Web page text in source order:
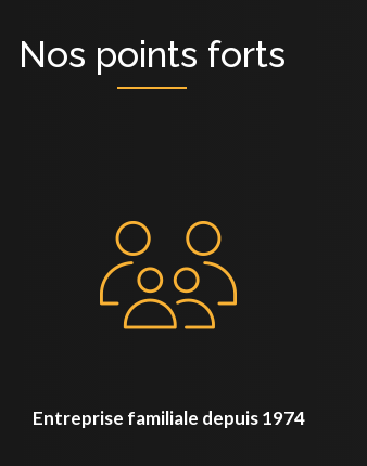
Nos points forts
Entreprise familiale depuis 1974